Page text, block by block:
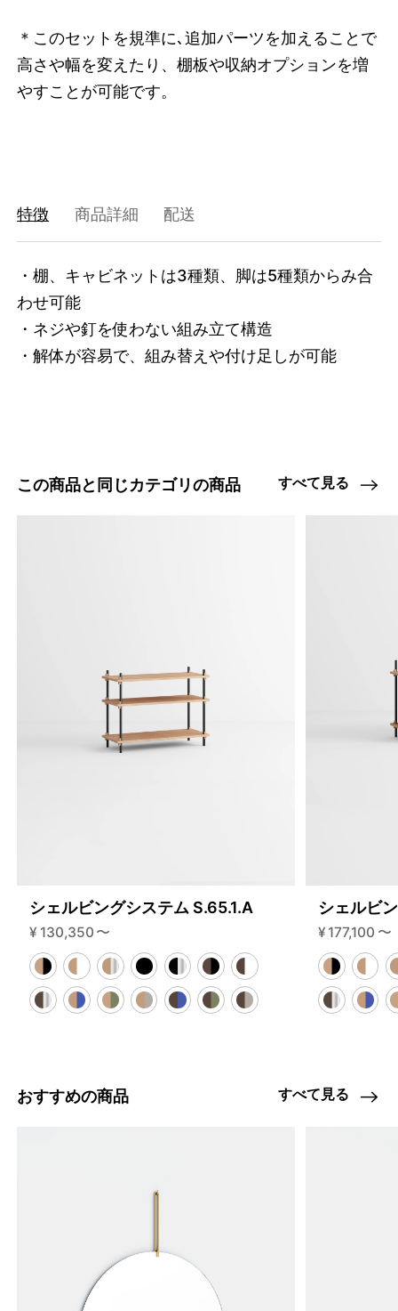
/products/shelving-system-s-200-2-i?
variant=47408817897704
616550000
200-2-i?variant=46591786844392
＊このセットを規準に､追加パーツを加えることで
高さや幅を変えたり、棚板や収納オプションを増
やすことが可能です。
特徴 商品詳細 配送
・棚、キャビネットは3種類、脚は5種類からみ合
わせ可能
・ネジや釘を使わない組み立て構造
・解体が容易で、組み替えや付け足しが可能
この商品と同じカテゴリの商品 すべて見る
シェルビングシステム S.65.1.A
¥ 130,350 〜
シェルビ
¥ 177,100 〜
おすすめの商品 すべて見る